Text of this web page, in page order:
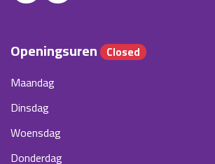
Openingsuren Closed
Maandag
Dinsdag
Woensdag
Donderdag